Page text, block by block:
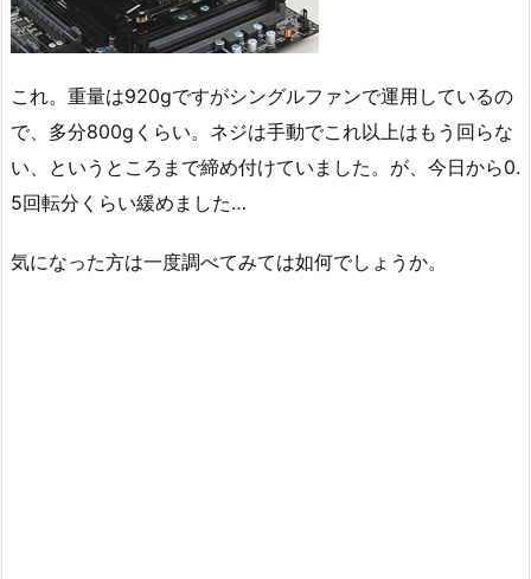
これ。重量は920gですがシングルファンで運用しているの
で、多分800gくらい。ネジは手動でこれ以上はもう回らな
い、というところまで締め付けていました。が、今日から0.
5回転分くらい緩めました…
気になった方は一度調べてみては如何でしょうか。